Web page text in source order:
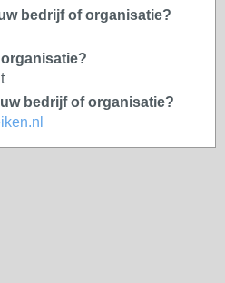
bedrijf of organisatie?
bedrijf of organisatie?